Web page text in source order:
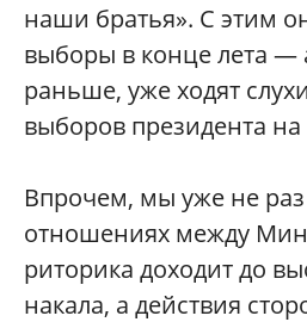
наши братья». С этим
выборы в конце лета —
раньше, уже ходят
выборов президента
Впрочем, мы уже не раз
отношениях между
риторика доходит до
накала, а действия